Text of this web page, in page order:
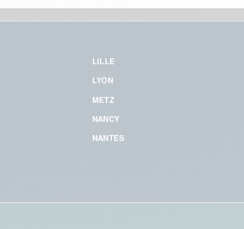
LILLE
LYON
METZ
NANCY
NANTES